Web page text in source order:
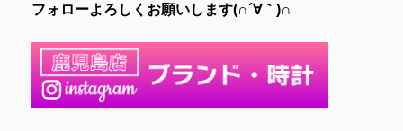
フォローよろしくお願いします(∩´∀｀)∩